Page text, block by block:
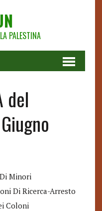
PALESTINA
del
Minori
Di Ricerca-Arresto
Coloni